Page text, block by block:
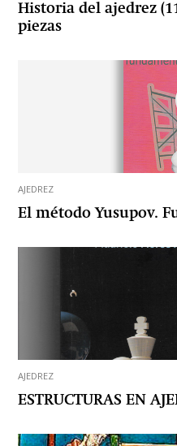
Historia del ajedrez
piezas
AJEDREZ
El método Yusupov.
AJEDREZ
ESTRUCTURAS EN